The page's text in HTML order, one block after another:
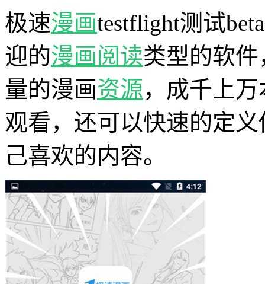
极速漫画testflight测试
迎的漫画阅读类型的软
量的漫画资源，成千上
观看，还可以快速的定
己喜欢的内容。